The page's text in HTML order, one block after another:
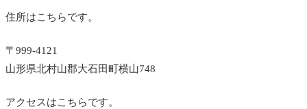
住所はこちらです。
〒999-4121
山形県北村山郡大石田町横山748
アクセスはこちらです。